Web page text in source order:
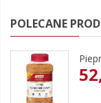
POLECANE